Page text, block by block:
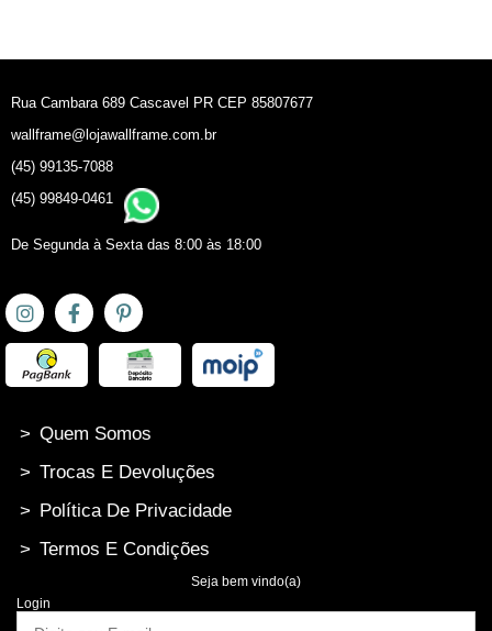
Rua Cambara 689 Cascavel PR CEP 85807677
wallframe@lojawallframe.com.br
(45) 99135-7088
(45) 99849-0461
De Segunda à Sexta das 8:00 às 18:00
> Quem Somos
> Trocas E Devoluções
> Política De Privacidade
> Termos E Condições
Seja bem vindo(a)
Login